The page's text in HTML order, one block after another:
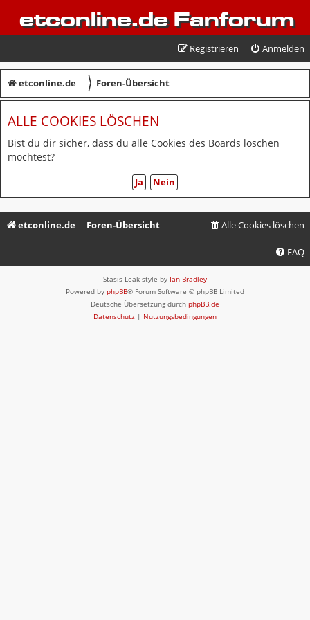
etconline.de Fanforum
Anmelden
Registrieren
etconline.de 〉 Foren-Übersicht
ALLE COOKIES LÖSCHEN
Bist du dir sicher, dass du alle Cookies des Boards löschen
möchtest?
etconline.de Foren-Übersicht Alle Cookies löschen
FAQ
Stasis Leak style by Ian Bradley
Powered by phpBB® Forum Software © phpBB Limited
Deutsche Übersetzung durch phpBB.de
Datenschutz | Nutzungsbedingungen